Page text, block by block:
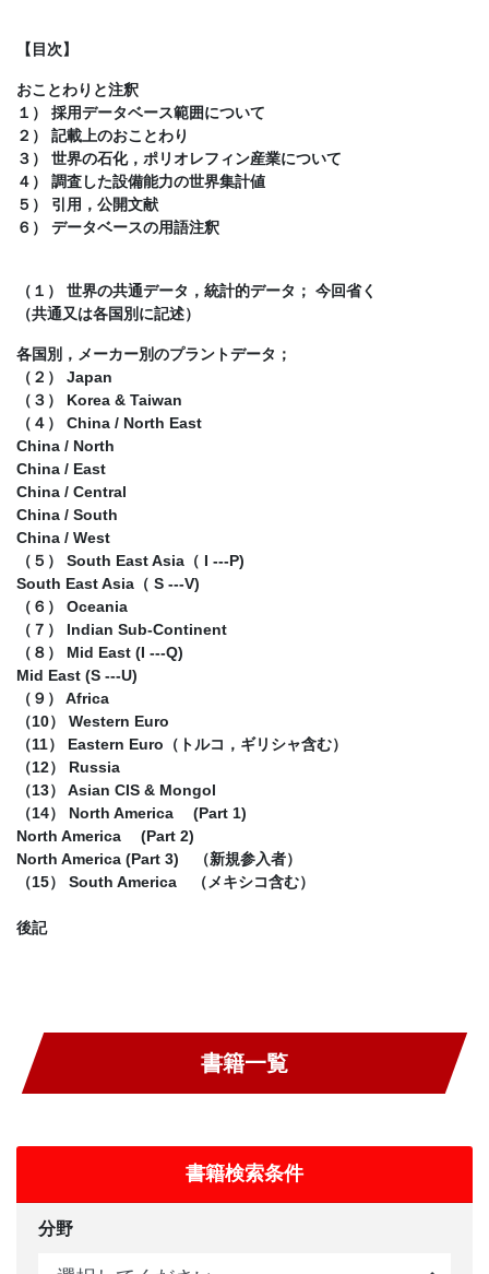
【目次】
おことわりと注釈
１） 採用データベース範囲について
２） 記載上のおことわり
３） 世界の石化，ポリオレフィン産業について
４） 調査した設備能力の世界集計値
５） 引用，公開文献
６） データベースの用語注釈
（１） 世界の共通データ，統計的データ； 今回省く
（共通又は各国別に記述）
各国別，メーカー別のプラントデータ；
（２） Japan
（３） Korea & Taiwan
（４） China / North East
China / North
China / East
China / Central
China / South
China / West
（５） South East Asia（ I ---P)
South East Asia（ S ---V)
（６） Oceania
（７） Indian Sub-Continent
（８） Mid East (I ---Q)
Mid East (S ---U)
（９） Africa
（10） Western Euro
（11） Eastern Euro（トルコ，ギリシャ含む）
（12） Russia
（13） Asian CIS & Mongol
（14） North America (Part 1)
North America (Part 2)
North America (Part 3) （新規参入者）
（15） South America （メキシコ含む）
後記
書籍一覧
書籍検索条件
分野